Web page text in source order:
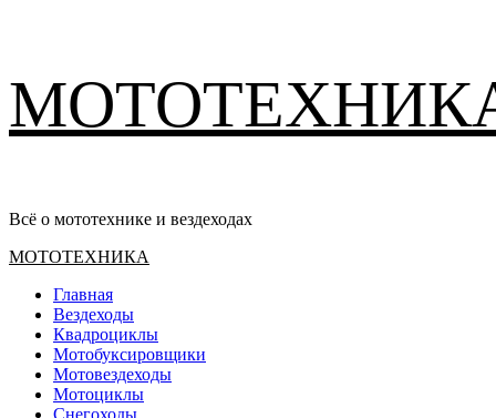
содержимому
Всё о мототехнике и вездеходах
Основное
МОТОТЕХНИКА
Главная
Вездеходы
Квадроциклы
Мотобуксировщики
Мотовездеходы
Мотоциклы
Снегоходы